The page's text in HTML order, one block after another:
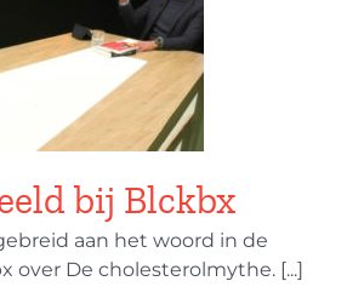
bij Blckbx
aan het woord in de
over De cholesterolmythe. [...]